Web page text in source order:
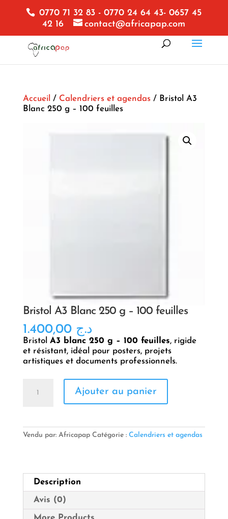
0770 71 32 83 - 0770 24 64 43- 0657 45
42 16
contact@africapap.com
Accueil / Calendriers et agendas/ Bristol A3
Blanc 250 g – 100 feuilles
Bristol A3 Blanc 250 g – 100 feuilles
د.ج 1.400,00
Bristol A3 blanc 250 g – 100 feuilles, rigide
et résistant, idéal pour posters, projets
artistiques et documents professionnels.
250
feuilles
Ajouter au panier
Vendu par: Africapap Catégorie : Calendriers et agendas
Description
Avis (0)